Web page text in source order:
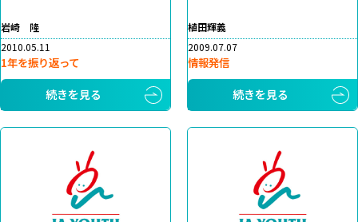
岩崎 隆
2010.05.11
1年を振り返って
続きを見る
植田輝義
2009.07.07
情報発信
続きを見る